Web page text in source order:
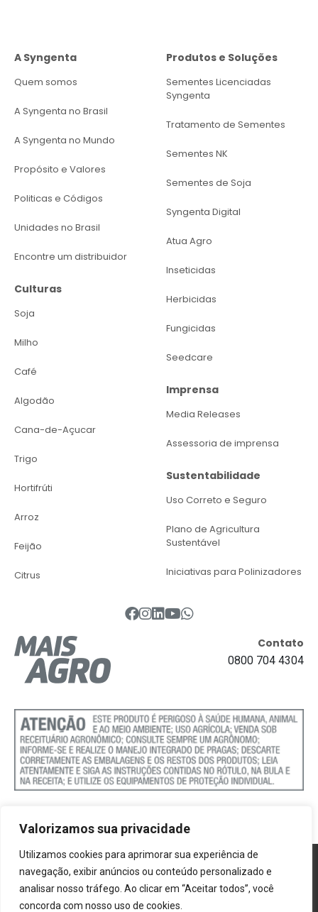
Valorizamos sua privacidade
Utilizamos cookies para aprimorar sua experiência de
navegação, exibir anúncios ou conteúdo personalizado e
analisar nosso tráfego. Ao clicar em “Aceitar todos”, você
concorda com nosso uso de cookies.
A Syngenta
Quem somos
A Syngenta no Brasil
A Syngenta no Mundo
Propósito e Valores
Politicas e Códigos
Unidades no Brasil
Encontre um distribuidor
Culturas
Soja
Milho
Café
Algodão
Cana-de-Açucar
Trigo
Hortifrúti
Arroz
Feijão
Citrus
Produtos e Soluções
Sementes Licenciadas
Syngenta
Tratamento de Sementes
Sementes NK
Sementes de Soja
Syngenta Digital
Atua Agro
Inseticidas
Herbicidas
Fungicidas
Seedcare
Imprensa
Media Releases
Assessoria de imprensa
Sustentabilidade
Uso Correto e Seguro
Plano de Agricultura
Sustentável
Iniciativas para Polinizadores
Contato
0800 704 4304
Política de Cookies
Termos e Condições